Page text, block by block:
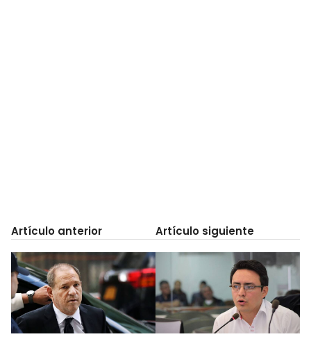
Artículo anterior Artículo siguiente